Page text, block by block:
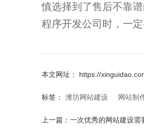
慎选择到了售后不靠
程序开发公司时，一
本文网址： https://
标签： 潍坊网站建设 网站制
上一篇： 一次优秀的网站建设需